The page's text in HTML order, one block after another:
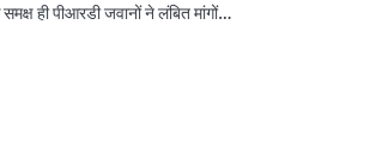
ही पीआरडी जवानों ने लंबित मांगों…